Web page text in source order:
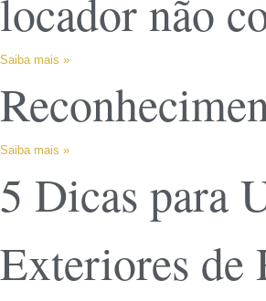
locador não
Saiba mais »
Saiba mais »
5 Dicas para
Exteriores de